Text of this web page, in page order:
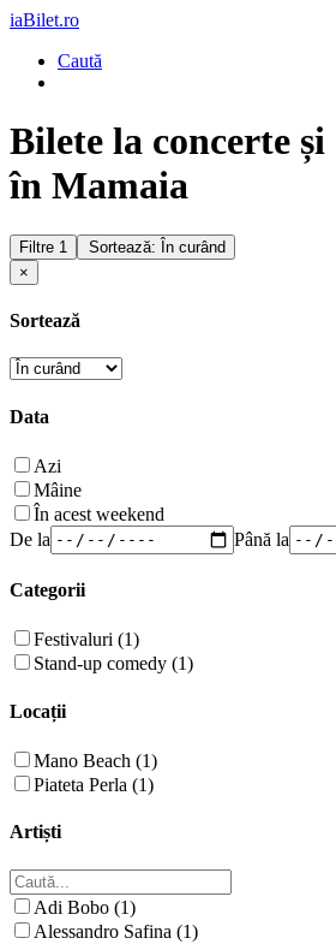
iaBilet.ro
Caută
Bilete la concerte și
în Mamaia
Filtre 1
Sortează: În curând
×
Sortează
Data
Azi
Mâine
În acest weekend
De la
Până la
Categorii
Festivaluri (1)
Stand-up comedy (1)
Locații
Mano Beach (1)
Piateta Perla (1)
Artiști
Adi Bobo (1)
Alessandro Safina (1)